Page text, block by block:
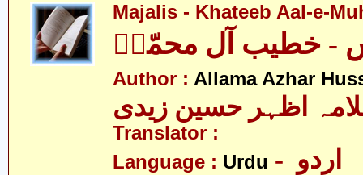
Majalis - Khateeb Aal-e-
- خطیب آل محمّدؑ
Author : Allama Azhar
Translator :
Language : Urdu